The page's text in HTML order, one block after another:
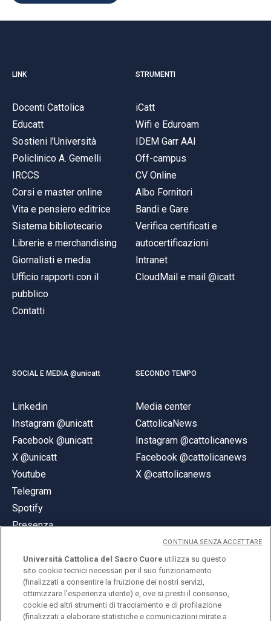
LINK
Docenti Cattolica
Educatt
Sostieni l'Università
Policlinico A. Gemelli
IRCCS
Corsi e master online
Vita e pensiero editrice
Sistema bibliotecario
Librerie e merchandising
Giornalisti e media
Ufficio rapporti con il
pubblico
Contatti
STRUMENTI
iCatt
Wifi e Eduroam
IDEM Garr AAI
Off-campus
CV Online
Albo Fornitori
Bandi e Gare
Verifica certificati e
autocertificazioni
Intranet
CloudMail e mail @icatt
SOCIAL E MEDIA @unicatt
Linkedin
Instagram @unicatt
Facebook @unicatt
X @unicatt
Youtube
Telegram
Spotify
Presenza
SECONDO TEMPO
Media center
CattolicaNews
Instagram @cattolicanews
Facebook @cattolicanews
X @cattolicanews
© Università Cattolica del Sacro Cuore
Largo A. Gemelli 1, 20123 Milano
Università Cattolica del Sacro Cuore utilizza su questo
sito cookie tecnici necessari per il suo funzionamento
(finalizzati a consentire la fruizione dei nostri servizi,
ottimizzare l'esperienza utente) e, ove si presti il consenso,
cookie ed altri strumenti di tracciamento e di profilazione
(finalizzati a elaborare statistiche e comunicazioni mirate a
CONTINUA SENZA ACCETTARE